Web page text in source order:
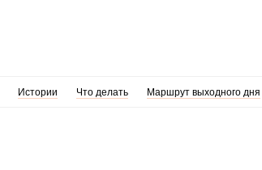
Истории Что делать Маршрут выходного дня